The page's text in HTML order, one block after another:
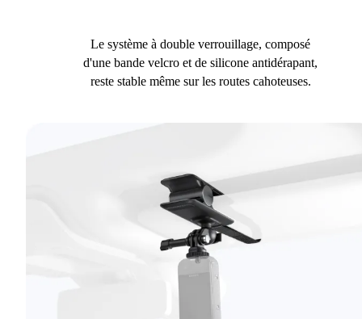
Le système à double verrouillage, composé
d'une bande velcro et de silicone antidérapant,
reste stable même sur les routes cahoteuses.